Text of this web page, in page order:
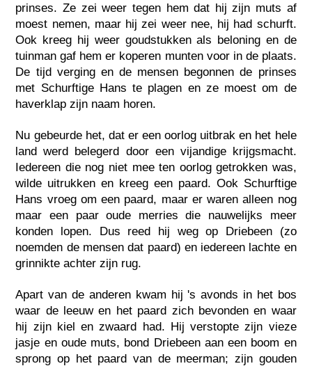
prinses. Ze zei weer tegen hem dat hij zijn muts af
moest nemen, maar hij zei weer nee, hij had schurft.
Ook kreeg hij weer goudstukken als beloning en de
tuinman gaf hem er koperen munten voor in de plaats.
De tijd verging en de mensen begonnen de prinses
met Schurftige Hans te plagen en ze moest om de
haverklap zijn naam horen.
Nu gebeurde het, dat er een oorlog uitbrak en het hele
land werd belegerd door een vijandige krijgsmacht.
Iedereen die nog niet mee ten oorlog getrokken was,
wilde uitrukken en kreeg een paard. Ook Schurftige
Hans vroeg om een paard, maar er waren alleen nog
maar een paar oude merries die nauwelijks meer
konden lopen. Dus reed hij weg op Driebeen (zo
noemden de mensen dat paard) en iedereen lachte en
grinnikte achter zijn rug.
Apart van de anderen kwam hij 's avonds in het bos
waar de leeuw en het paard zich bevonden en waar
hij zijn kiel en zwaard had. Hij verstopte zijn vieze
jasje en oude muts, bond Driebeen aan een boom en
sprong op het paard van de meerman; zijn gouden